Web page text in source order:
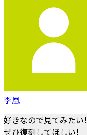
李凰
好きなので見てみたい!
ぜひ復刻してほしい!